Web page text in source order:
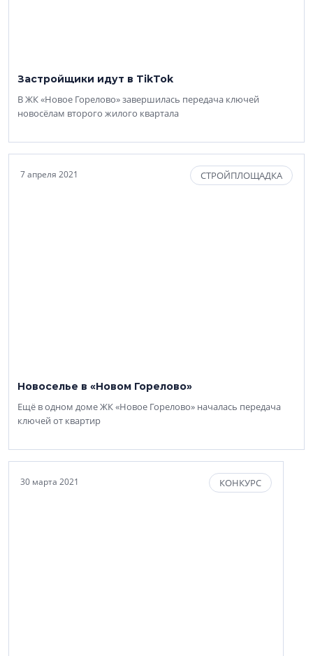
Застройщики идут в TikTok
В ЖК «Новое Горелово» завершилась передача ключей
новосёлам второго жилого квартала
7 апреля 2021 СТРОЙПЛОЩАДКА
Новоселье в «Новом Горелово»
Ещё в одном доме ЖК «Новое Горелово» началась передача
ключей от квартир
30 марта 2021 КОНКУРС